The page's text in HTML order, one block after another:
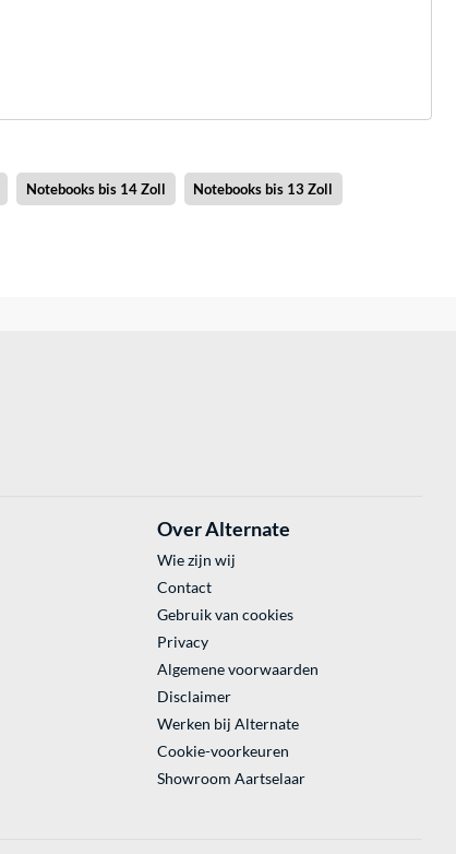
Notebooks bis 14 Zoll Notebooks bis 13 Zoll
Over Alternate
Wie zijn wij
Contact
Gebruik van cookies
Privacy
Algemene voorwaarden
Disclaimer
Werken bij Alternate
Cookie-voorkeuren
Showroom Aartselaar